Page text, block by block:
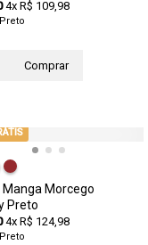
4x R$ 109,98
Comprar
Morcego
Preto
4x R$ 124,98